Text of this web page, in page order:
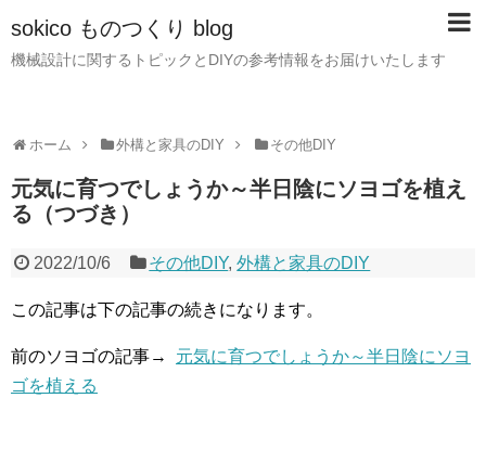
sokico ものつくり blog
機械設計に関するトピックとDIYの参考情報をお届けいたします
ホーム 外構と家具のDIY その他DIY
元気に育つでしょうか～半日陰にソヨゴを植え
る（つづき）
2022/10/6 その他DIY,外構と家具のDIY
この記事は下の記事の続きになります。
前のソヨゴの記事→ 元気に育つでしょうか～半日陰にソヨ
ゴを植える